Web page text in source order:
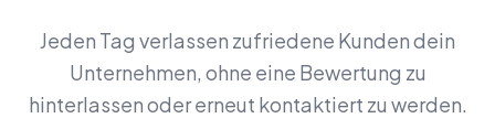
Jeden Tag verlassen zufriedene Kunden dein
Unternehmen, ohne eine Bewertung zu
hinterlassen oder erneut kontaktiert zu werden.